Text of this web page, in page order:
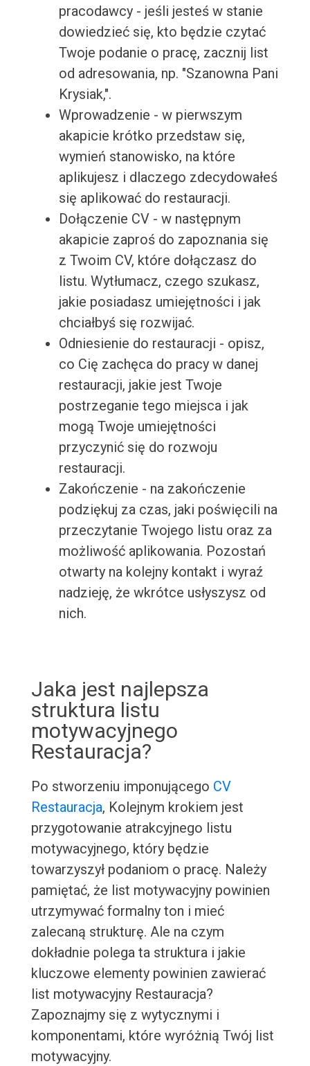
pracodawcy - jeśli jesteś w stanie
dowiedzieć się, kto będzie czytać
Twoje podanie o pracę, zacznij list
od adresowania, np. "Szanowna Pani
Krysiak,".
Wprowadzenie - w pierwszym
akapicie krótko przedstaw się,
wymień stanowisko, na które
aplikujesz i dlaczego zdecydowałeś
się aplikować do restauracji.
Dołączenie CV - w następnym
akapicie zaproś do zapoznania się
z Twoim CV, które dołączasz do
listu. Wytłumacz, czego szukasz,
jakie posiadasz umiejętności i jak
chciałbyś się rozwijać.
Odniesienie do restauracji - opisz,
co Cię zachęca do pracy w danej
restauracji, jakie jest Twoje
postrzeganie tego miejsca i jak
mogą Twoje umiejętności
przyczynić się do rozwoju
restauracji.
Zakończenie - na zakończenie
podziękuj za czas, jaki poświęcili na
przeczytanie Twojego listu oraz za
możliwość aplikowania. Pozostań
otwarty na kolejny kontakt i wyraź
nadzieję, że wkrótce usłyszysz od
nich.
Jaka jest najlepsza
struktura listu
motywacyjnego
Restauracja?
Po stworzeniu imponującego CV
Restauracja, Kolejnym krokiem jest
przygotowanie atrakcyjnego listu
motywacyjnego, który będzie
towarzyszył podaniom o pracę. Należy
pamiętać, że list motywacyjny powinien
utrzymywać formalny ton i mieć
zalecaną strukturę. Ale na czym
dokładnie polega ta struktura i jakie
kluczowe elementy powinien zawierać
list motywacyjny Restauracja?
Zapoznajmy się z wytycznymi i
komponentami, które wyróżnią Twój list
motywacyjny.